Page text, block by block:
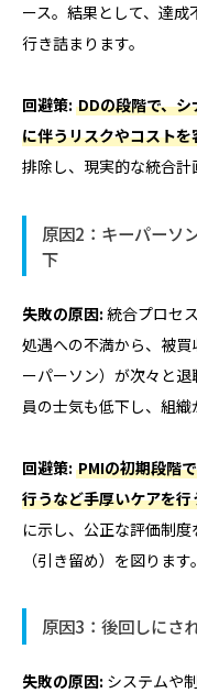
ース。結果として、達
行き詰まります。
回避策: DDの段階で、
に伴うリスクやコスト
排除し、現実的な統合計
原因2：キーパーソ
下
失敗の原因: 統合プロセ
処遇への不満から、被
ーパーソン）が次々と
員の士気も低下し、組織
回避策: PMIの初期段階
行うなど手厚いケアを行
に示し、公正な評価制
（引き留め）を図ります。
原因3：後回しにさ
失敗の原因: システムや